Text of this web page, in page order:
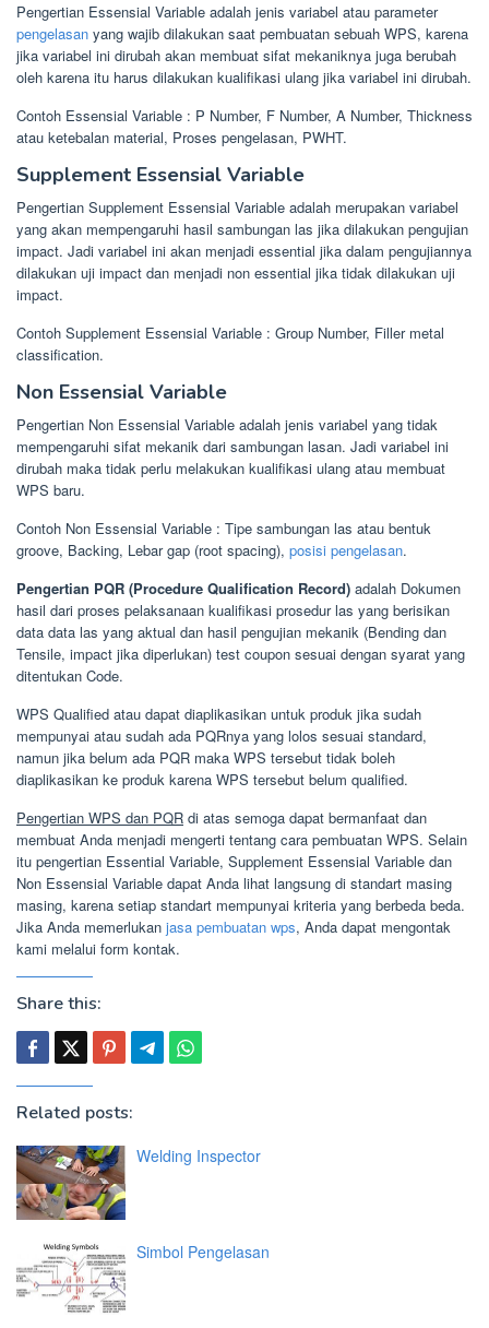
Pengertian Essensial Variable adalah jenis variabel atau parameter
pengelasan yang wajib dilakukan saat pembuatan sebuah WPS, karena
jika variabel ini dirubah akan membuat sifat mekaniknya juga berubah
oleh karena itu harus dilakukan kualifikasi ulang jika variabel ini dirubah.
Contoh Essensial Variable : P Number, F Number, A Number, Thickness
atau ketebalan material, Proses pengelasan, PWHT.
Supplement Essensial Variable
Pengertian Supplement Essensial Variable adalah merupakan variabel
yang akan mempengaruhi hasil sambungan las jika dilakukan pengujian
impact. Jadi variabel ini akan menjadi essential jika dalam pengujiannya
dilakukan uji impact dan menjadi non essential jika tidak dilakukan uji
impact.
Contoh Supplement Essensial Variable : Group Number, Filler metal
classification.
Non Essensial Variable
Pengertian Non Essensial Variable adalah jenis variabel yang tidak
mempengaruhi sifat mekanik dari sambungan lasan. Jadi variabel ini
dirubah maka tidak perlu melakukan kualifikasi ulang atau membuat
WPS baru.
Contoh Non Essensial Variable : Tipe sambungan las atau bentuk
groove, Backing, Lebar gap (root spacing), posisi pengelasan.
Pengertian PQR (Procedure Qualification Record) adalah Dokumen
hasil dari proses pelaksanaan kualifikasi prosedur las yang berisikan
data data las yang aktual dan hasil pengujian mekanik (Bending dan
Tensile, impact jika diperlukan) test coupon sesuai dengan syarat yang
ditentukan Code.
WPS Qualified atau dapat diaplikasikan untuk produk jika sudah
mempunyai atau sudah ada PQRnya yang lolos sesuai standard,
namun jika belum ada PQR maka WPS tersebut tidak boleh
diaplikasikan ke produk karena WPS tersebut belum qualified.
Pengertian WPS dan PQR di atas semoga dapat bermanfaat dan
membuat Anda menjadi mengerti tentang cara pembuatan WPS. Selain
itu pengertian Essential Variable, Supplement Essensial Variable dan
Non Essensial Variable dapat Anda lihat langsung di standart masing
masing, karena setiap standart mempunyai kriteria yang berbeda beda.
Jika Anda memerlukan jasa pembuatan wps, Anda dapat mengontak
kami melalui form kontak.
Share this:
Related posts:
Welding Inspector
Simbol Pengelasan